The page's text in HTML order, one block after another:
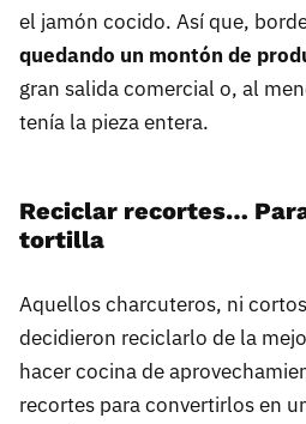
el jamón cocido. Así que,
quedando un montón de
gran salida comercial o, al
tenía la pieza entera.
Reciclar recortes…
tortilla
Aquellos charcuteros, ni
decidieron reciclarlo de la
hacer cocina de
recortes para convertirlos en